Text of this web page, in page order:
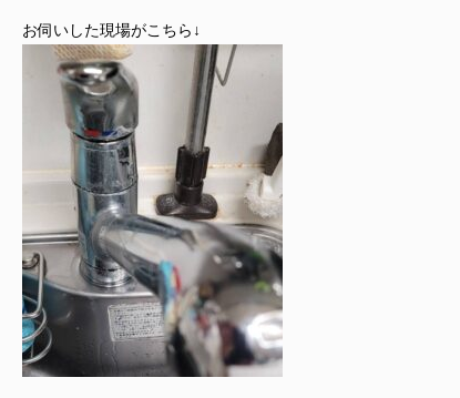
お伺いした現場がこちら↓